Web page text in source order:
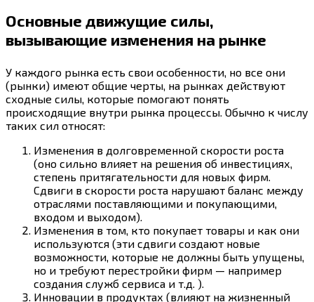
Основные движущие силы,
вызывающие изменения на рынке
У каждого рынка есть свои особенности, но все они
(рынки) имеют общие черты, на рынках действуют
сходные силы, которые помогают понять
происходящие внутри рынка процессы. Обычно к числу
таких сил относят:
Изменения в долговременной скорости роста
(оно сильно влияет на решения об инвестициях,
степень притягательности для новых фирм.
Сдвиги в скорости роста нарушают баланс между
отраслями поставляющими и покупающими,
входом и выходом).
Изменения в том, кто покупает товары и как они
используются (эти сдвиги создают новые
возможности, которые не должны быть упущены,
но и требуют перестройки фирм — например
создания служб сервиса и т.д. ).
Инновации в продуктах (влияют на жизненный